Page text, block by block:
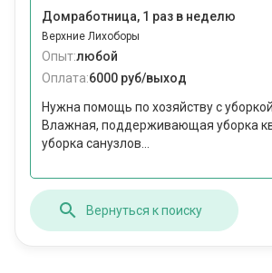
Домработница, 1 раз в неделю
Верхние Лихоборы
Опыт:любой
Оплата:6000 руб/выход
Нужна помощь по хозяйству с
Влажная, поддерживающая уборка
уборка санузлов...
Вернуться к поиску